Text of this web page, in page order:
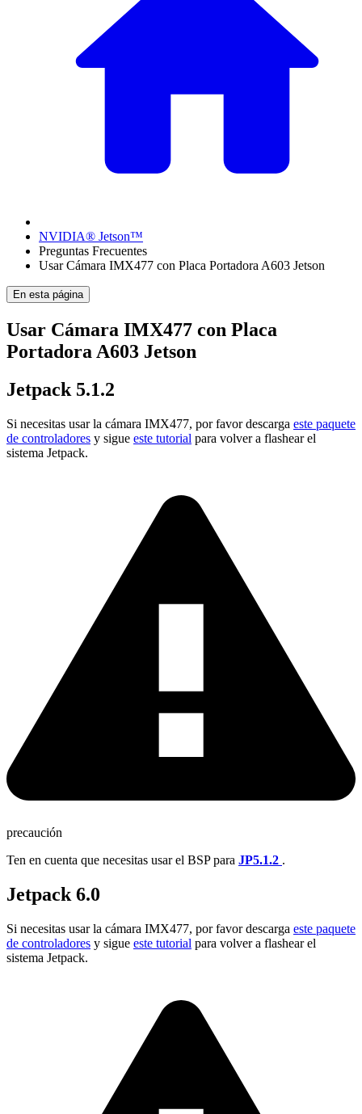
NVIDIA® Jetson™
Preguntas Frecuentes
Usar Cámara IMX477 con Placa Portadora A603 Jetson
En esta página
Usar Cámara IMX477 con Placa
Portadora A603 Jetson
Jetpack 5.1.2
Si necesitas usar la cámara IMX477, por favor descarga este paquete
de controladores y sigue este tutorial para volver a flashear el
sistema Jetpack.
precaución
Ten en cuenta que necesitas usar el BSP para JP5.1.2 .
Jetpack 6.0
Si necesitas usar la cámara IMX477, por favor descarga este paquete
de controladores y sigue este tutorial para volver a flashear el
sistema Jetpack.